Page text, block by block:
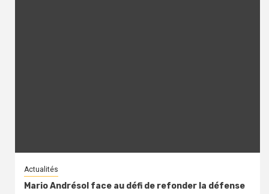
Actualités
Mario Andrésol face au défi de refonder la défense